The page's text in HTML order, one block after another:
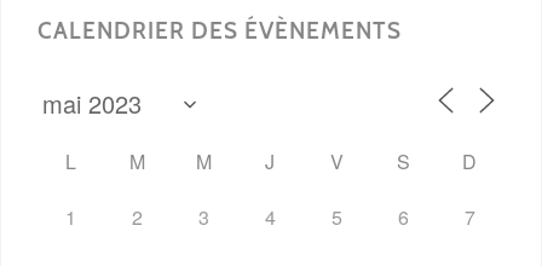
CALENDRIER DES ÉVÈNEMENTS
L M M J V S
D
1
2 3 4 5 6 7